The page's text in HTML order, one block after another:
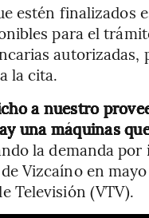
estén finalizados
para el
la cita.
a nuestro
una máquinas
la demanda por
Vizcaíno en
Televisión (VTV).